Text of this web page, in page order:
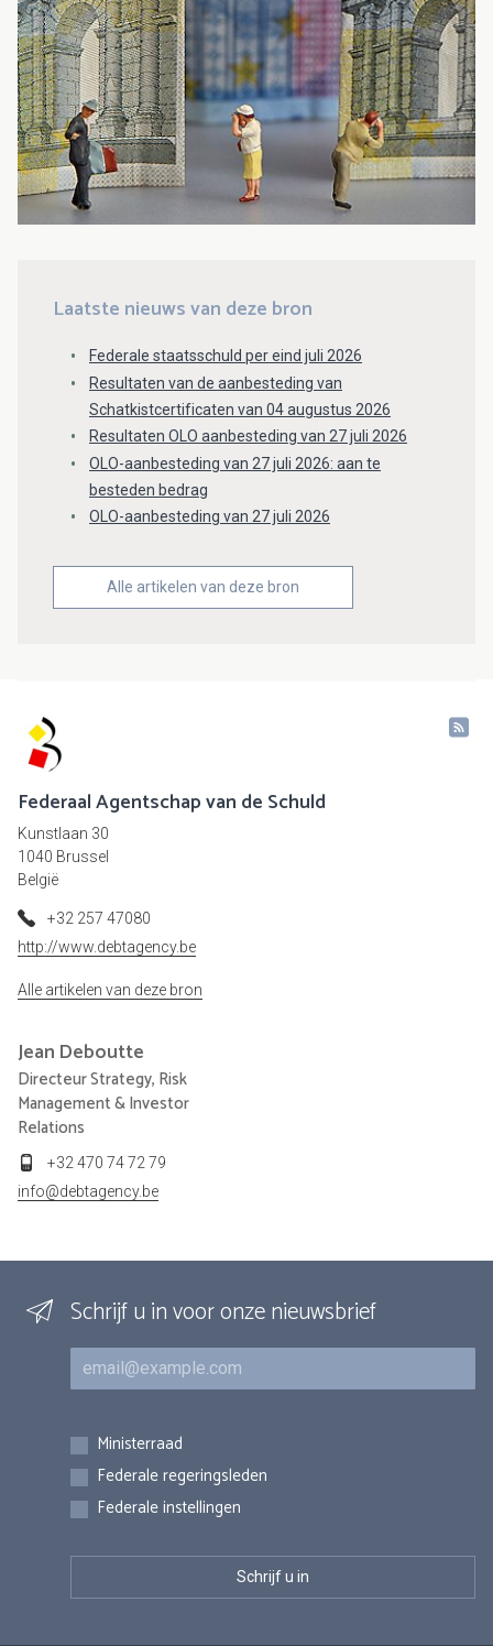
Laatste nieuws van deze bron
Federale staatsschuld per eind juli 2026
Resultaten van de aanbesteding van
Schatkistcertificaten van 04 augustus 2026
Resultaten OLO aanbesteding van 27 juli 2026
OLO-aanbesteding van 27 juli 2026: aan te
besteden bedrag
OLO-aanbesteding van 27 juli 2026
Alle artikelen van deze bron
Federaal Agentschap van de Schuld
Kunstlaan 30
1040 Brussel
België
+32 257 47080
http://www.debtagency.be
Alle artikelen van deze bron
Jean Deboutte
Directeur Strategy, Risk
Management & Investor
Relations
+32 470 74 72 79
info@debtagency.be
Schrijf u in voor onze nieuwsbrief
E-mail
Inschrijvingen
Ministerraad
Federale regeringsleden
Federale instellingen